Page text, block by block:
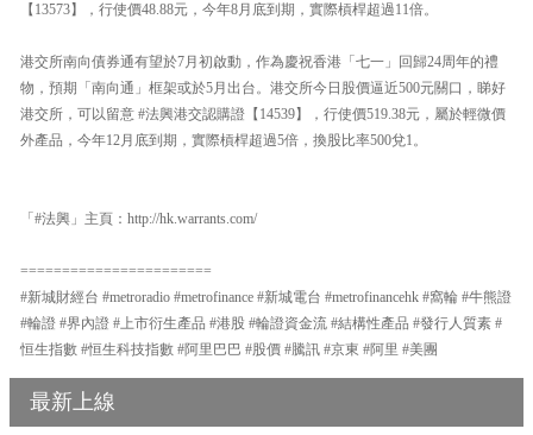
【13573】，行使價48.88元，今年8月底到期，實際槓桿超過11倍。
港交所南向債券通有望於7月初啟動，作為慶祝香港「七一」回歸24周年的禮
物，預期「南向通」框架或於5月出台。港交所今日股價逼近500元關口，睇好
港交所，可以留意 #法興港交認購證【14539】，行使價519.38元，屬於輕微價
外產品，今年12月底到期，實際槓桿超過5倍，換股比率500兌1。
「#法興」主頁：http://hk.warrants.com/
=======================
#新城財經台 #metroradio #metrofinance #新城電台 #metrofinancehk #窩輪 #牛熊證
#輪證 #界內證 #上市衍生產品 #港股 #輪證資金流 #結構性產品 #發行人質素 #
恒生指數 #恒生科技指數 #阿里巴巴 #股價 #騰訊 #京東 #阿里 #美團
最新上線